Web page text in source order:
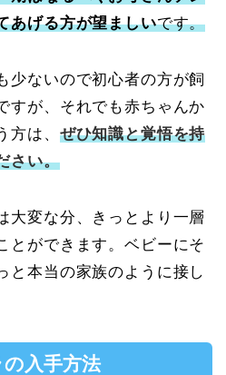
あげる方が望ましいです。
少ないので初心者の方が飼
すが、それでも赤ちゃんか
方は、 ぜひ知識と覚悟を持
さい。
大変な分、きっとより一層
とができます。ベビーにそ
と本当の家族のように接し
入手方法